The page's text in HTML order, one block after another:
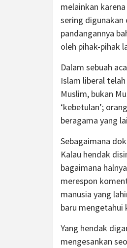
melainkan
sering
pandangannya
oleh pihak-pihak
Dalam sebuah
Islam liberal
Muslim, bukan
‘kebetulan’;
beragama yang
Sebagaimana
Kalau hendak
bagaimana
merespon
manusia yang
baru mengetahui
Yang hendak
mengesankan